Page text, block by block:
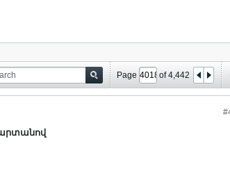
Page of4,442